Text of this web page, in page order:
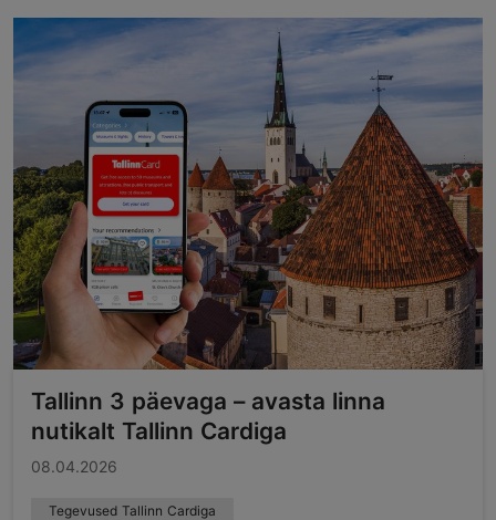
Tallinn 3 päevaga – avasta linna
nutikalt Tallinn Cardiga
08.04.2026
Tegevused Tallinn Cardiga